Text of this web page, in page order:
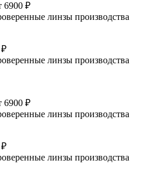
6900 ₽
линзы производства
₽
линзы производства
6900 ₽
линзы производства
₽
линзы производства